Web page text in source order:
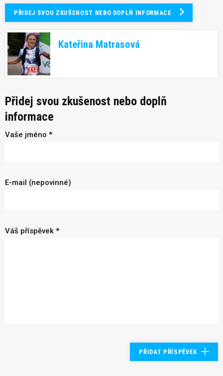
PŘIDEJ SVOU ZKUŠENOST NEBO DOPLŇ INFORMACE
Kateřina Matrasová
Přidej svou zkušenost nebo doplň
informace
Vaše jméno *
E-mail (nepovinné)
Váš příspěvek *
PŘIDAT PŘÍSPĚVEK